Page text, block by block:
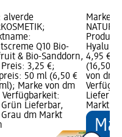
alverde
Q10 Bio-
& Bio-Sanddorn,
3,25 €;
50 ml (6,50 €
Marke von dm
Verfügbarkeit:
Lieferbar,
dm Markt
Marke:
4,95 €;
(16,50 €
von dm
Markt